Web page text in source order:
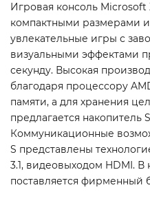
Игровая консоль Microsoft
компактными размерами и
увлекательные игры с
визуальными эффектами
секунду. Высокая
благодаря процессору
памяти, а для хранения
предлагается накопитель
Коммуникационные
S представлены
3.1, видеовыходом HDMI.
поставляется фирменный